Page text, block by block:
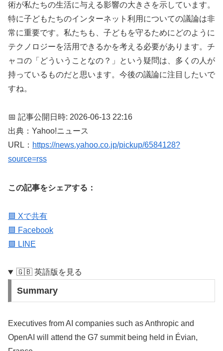
術が私たちの生活に与える影響の大きさを示しています。
特に子どもたちのインターネット利用についての議論は非
常に重要です。私たちも、子どもを守るためにどのように
テクノロジーを活用できるかを考える必要があります。チ
ャコの「どういうことなの？」という疑問は、多くの人が
持っているものだと思います。今後の議論に注目したいで
すね。
📅 記事公開日時: 2026-06-13 22:16
出典：Yahoo!ニュース
URL： https://news.yahoo.co.jp/pickup/6584128?
source=rss
この記事をシェアする：
🟦 Xで共有
🟦 Facebook
🟩 LINE
🇬🇧 英語版を見る
Summary
Executives from AI companies such as Anthropic and
OpenAI will attend the G7 summit being held in Évian,